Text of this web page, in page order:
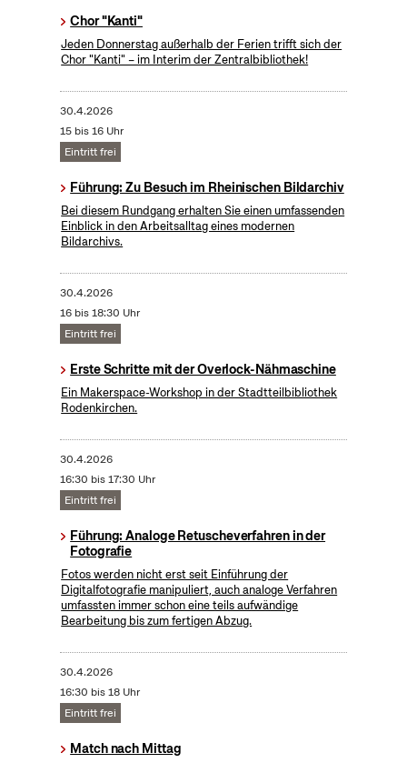
Chor "Kanti"
Jeden Donnerstag außerhalb der Ferien trifft sich der
Chor "Kanti" – im Interim der Zentralbibliothek!
30.4.2026
15 bis 16 Uhr
Eintritt frei
Führung: Zu Besuch im Rheinischen Bildarchiv
Bei diesem Rundgang erhalten Sie einen umfassenden
Einblick in den Arbeitsalltag eines modernen
Bildarchivs.
30.4.2026
16 bis 18:30 Uhr
Eintritt frei
Erste Schritte mit der Overlock-Nähmaschine
Ein Makerspace-Workshop in der Stadtteilbibliothek
Rodenkirchen.
30.4.2026
16:30 bis 17:30 Uhr
Eintritt frei
Führung: Analoge Retuscheverfahren in der
Fotografie
Fotos werden nicht erst seit Einführung der
Digitalfotografie manipuliert, auch analoge Verfahren
umfassten immer schon eine teils aufwändige
Bearbeitung bis zum fertigen Abzug.
30.4.2026
16:30 bis 18 Uhr
Eintritt frei
Match nach Mittag